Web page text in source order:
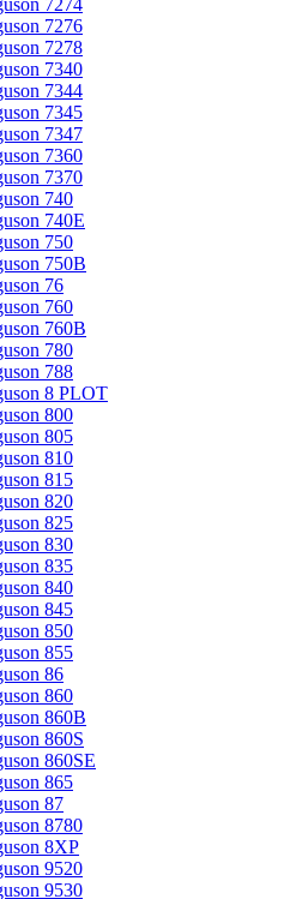
7274
7276
7278
7340
7344
7345
7347
7360
7370
740
740E
750
750B
76
760
760B
780
788
8 PLOT
800
805
810
815
820
825
830
835
840
845
850
855
86
860
860B
860S
860SE
865
87
8780
8XP
9520
9530